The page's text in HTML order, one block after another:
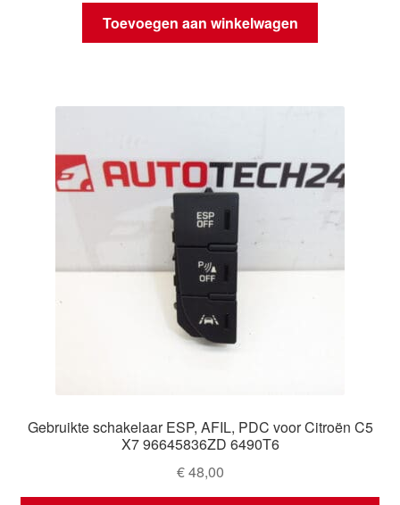
Toevoegen aan winkelwagen
Gebruikte schakelaar ESP, AFIL, PDC voor Citroën C5
X7 96645836ZD 6490T6
€48,00